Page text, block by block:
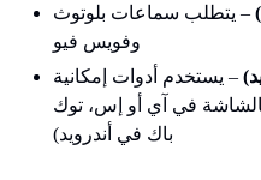
– يتطلب سماعات بلوتوث
وفويس فيو
– يستخدم أدوات إمكانية
في آي أو إس، توك
باك في أندرويد)